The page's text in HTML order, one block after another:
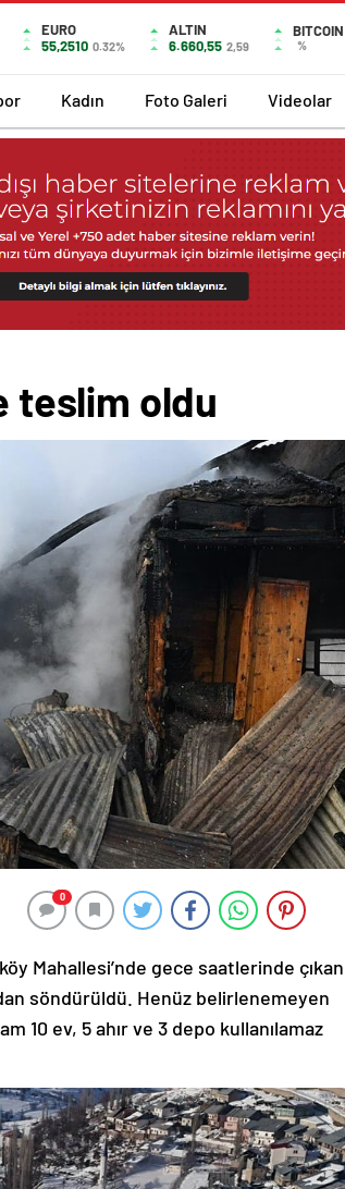
EURO
55,2510 0.32%
ALTIN
6.660,55 2,59
BITCOIN
%
Kadın Foto Galeri Videolar
teslim oldu
0
Mahallesi’nde gece saatlerinde çıkan
söndürüldü. Henüz belirlenemeyen
10 ev, 5 ahır ve 3 depo kullanılamaz